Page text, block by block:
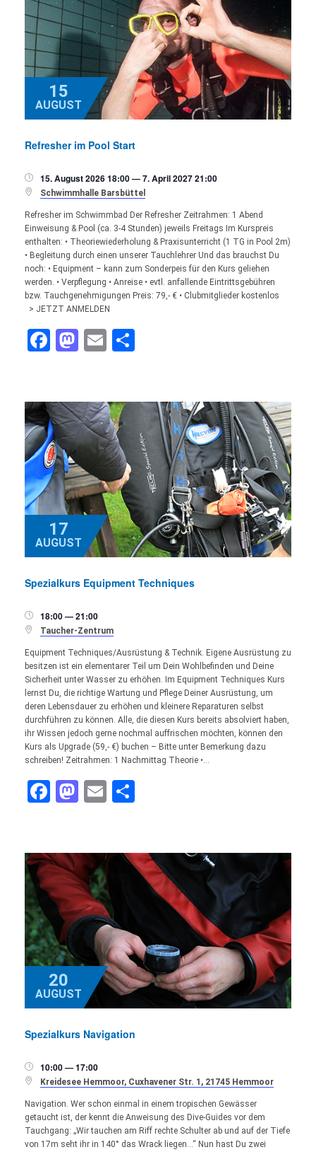
15
AUGUST
Refresher im Pool Start
 15. August 2026 18:00 — 7. April 2027 21:00
 Schwimmhalle Barsbüttel
Refresher im Schwimmbad Der Refresher Zeitrahmen: 1 Abend
Einweisung & Pool (ca. 3-4 Stunden) jeweils Freitags Im Kurspreis
enthalten: • Theoriewiederholung & Praxisunterricht (1 TG in Pool 2m)
• Begleitung durch einen unserer Tauchlehrer Und das brauchst Du
noch: • Equipment – kann zum Sonderpeis für den Kurs geliehen
werden. • Verpflegung • Anreise • evtl. anfallende Eintrittsgebühren
bzw. Tauchgenehmigungen Preis: 79,- € • Clubmitglieder kostenlos
> JETZT ANMELDEN
Facebook
Mastodon
Email
17
AUGUST
Spezialkurs Equipment Techniques
 18:00 — 21:00
 Taucher-Zentrum
Equipment Techniques/Ausrüstung & Technik. Eigene Ausrüstung zu
besitzen ist ein elementarer Teil um Dein Wohlbefinden und Deine
Sicherheit unter Wasser zu erhöhen. Im Equipment Techniques Kurs
lernst Du, die richtige Wartung und Pflege Deiner Ausrüstung, um
deren Lebensdauer zu erhöhen und kleinere Reparaturen selbst
durchführen zu können. Alle, die diesen Kurs bereits absolviert haben,
ihr Wissen jedoch gerne nochmal auffrischen möchten, können den
Kurs als Upgrade (59,- €) buchen – Bitte unter Bemerkung dazu
schreiben! Zeitrahmen: 1 Nachmittag Theorie •…
Facebook
Mastodon
Email
20
AUGUST
Spezialkurs Navigation
 10:00 — 17:00
 Kreidesee Hemmoor, Cuxhavener Str. 1, 21745 Hemmoor
Navigation. Wer schon einmal in einem tropischen Gewässer
getaucht ist, der kennt die Anweisung des Dive-Guides vor dem
Tauchgang: „Wir tauchen am Riff rechte Schulter ab und auf der Tiefe
von 17m seht ihr in 140° das Wrack liegen…“ Nun hast Du zwei